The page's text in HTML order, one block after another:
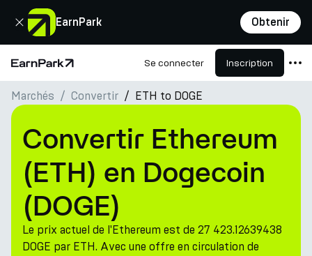
EarnPark Obtenir
Fermer
Page d'accueil Se connecter Inscription
Produits
Marchés
Calculatrices
PARK Token
Ressources
Entreprise
Marchés Convertir ETH to DOGE
Convertir Ethereum
(ETH) en Dogecoin
(DOGE)
Le prix actuel de l'Ethereum est de 27 423.12639438
DOGE par ETH. Avec une offre en circulation de